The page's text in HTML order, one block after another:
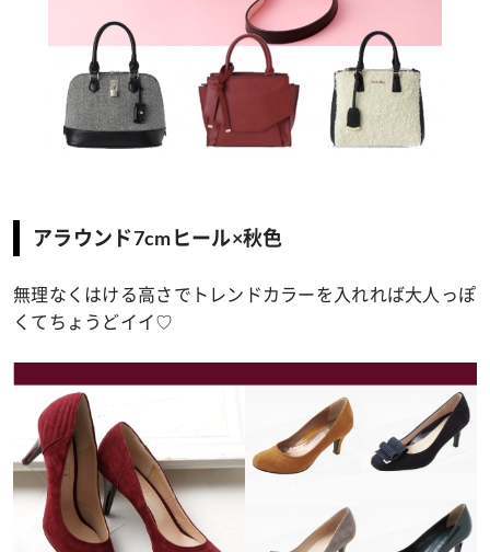
アラウンド7cmヒール×秋色
無理なくはける高さでトレンドカラーを入れれば大人っぽ
くてちょうどイイ♡